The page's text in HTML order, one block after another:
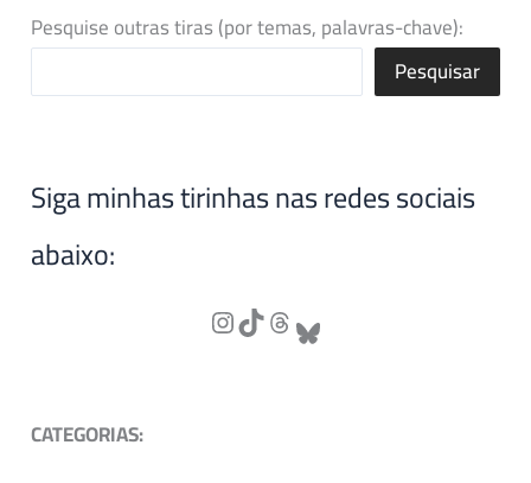
Pesquise outras tiras (por temas, palavras-chave):
Pesquisar
Siga minhas tirinhas nas redes sociais
abaixo:
CATEGORIAS: